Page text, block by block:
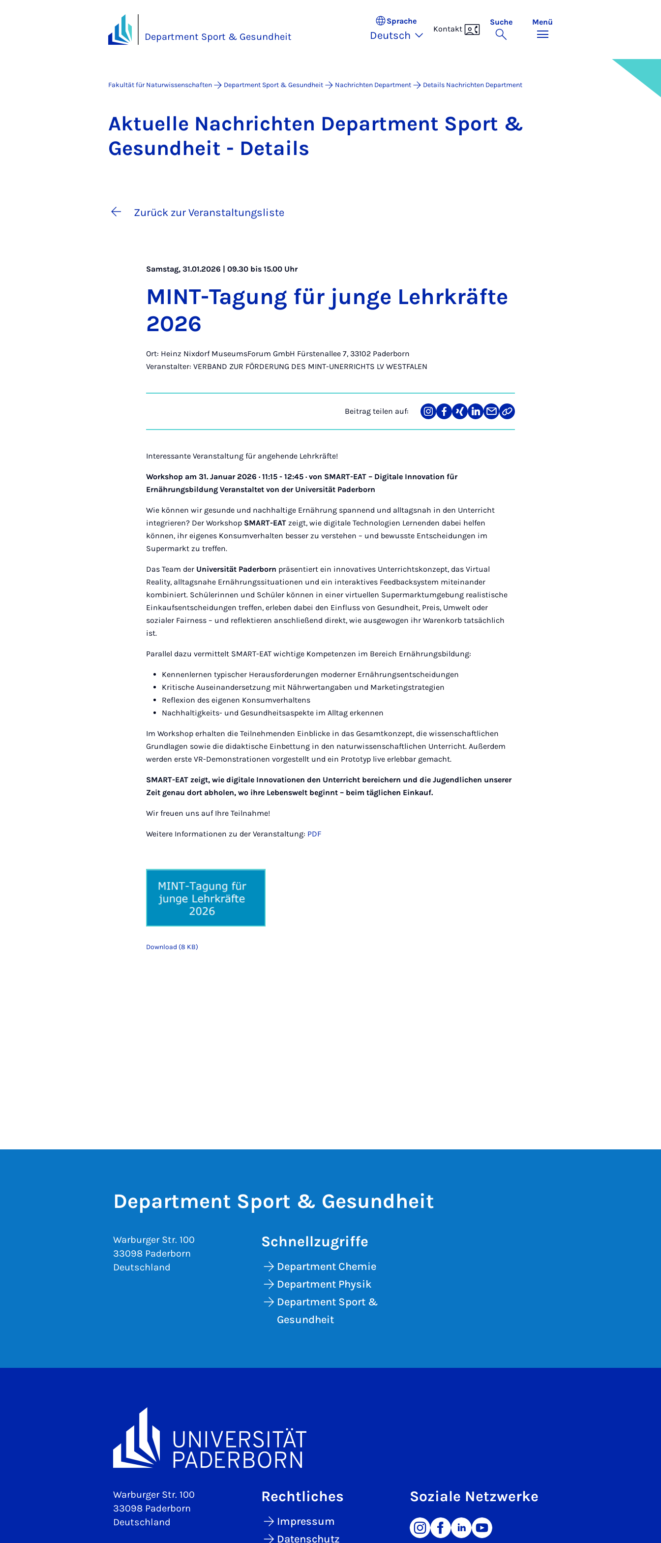
Department Sport & Gesundheit
Sprache
Deutsch
Kontakt
Suche Menü
Fakultät für Naturwissenschaften Department Sport & Gesundheit Nachrichten Department Details Nachrichten Department
Ak­tu­el­le Nach­rich­ten De­part­ment Sport &
Ge­sund­heit - De­tails
Zurück zur Veranstaltungsliste
Samstag, 31.01.2026 | 09.30 bis 15.00 Uhr
MINT-Ta­gung für jun­ge Lehr­kräf­te
2026
Ort: Heinz Nixdorf MuseumsForum GmbH Fürstenallee 7, 33102 Paderborn
Veranstalter: VERBAND ZUR FÖRDERUNG DES MINT-UNERRICHTS LV WESTFALEN
Beitrag teilen auf:
Teilen
auf
Teilen
auf
Teilen
auf
Teilen
auf
Teilen
über
Link
kopieren
Interessante Veranstaltung für angehende Lehrkräfte!
Workshop am 31. Januar 2026 · 11:15 - 12:45 · von SMART-EAT – Digitale Innovation für
Ernährungsbildung Veranstaltet von der Universität Paderborn
Wie können wir gesunde und nachhaltige Ernährung spannend und alltagsnah in den Unterricht
integrieren? Der Workshop SMART-EAT zeigt, wie digitale Technologien Lernenden dabei helfen
können, ihr eigenes Konsumverhalten besser zu verstehen – und bewusste Entscheidungen im
Supermarkt zu treffen.
Das Team der Universität Paderborn präsentiert ein innovatives Unterrichtskonzept, das Virtual
Reality, alltagsnahe Ernährungssituationen und ein interaktives Feedbacksystem miteinander
kombiniert. Schülerinnen und Schüler können in einer virtuellen Supermarktumgebung realistische
Einkaufsentscheidungen treffen, erleben dabei den Einfluss von Gesundheit, Preis, Umwelt oder
sozialer Fairness – und reflektieren anschließend direkt, wie ausgewogen ihr Warenkorb tatsächlich
ist.
Parallel dazu vermittelt SMART-EAT wichtige Kompetenzen im Bereich Ernährungsbildung:
Kennenlernen typischer Herausforderungen moderner Ernährungsentscheidungen
Kritische Auseinandersetzung mit Nährwertangaben und Marketingstrategien
Reflexion des eigenen Konsumverhaltens
Nachhaltigkeits- und Gesundheitsaspekte im Alltag erkennen
Im Workshop erhalten die Teilnehmenden Einblicke in das Gesamtkonzept, die wissenschaftlichen
Grundlagen sowie die didaktische Einbettung in den naturwissenschaftlichen Unterricht. Außerdem
werden erste VR-Demonstrationen vorgestellt und ein Prototyp live erlebbar gemacht.
SMART-EAT zeigt, wie digitale Innovationen den Unterricht bereichern und die Jugendlichen unserer
Zeit genau dort abholen, wo ihre Lebenswelt beginnt – beim täglichen Einkauf.
Wir freuen uns auf Ihre Teilnahme!
Weitere Informationen zu der Veranstaltung: PDF
Download (8 KB)
Department Sport & Gesundheit
Warburger Str. 100
33098 Paderborn
Deutschland
Schnellzugriffe
Department Chemie
Department Physik
Department Sport &
Gesundheit
Warburger Str. 100
33098 Paderborn
Deutschland
Rechtliches
Impressum
Datenschutz
Soziale Netzwerke